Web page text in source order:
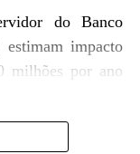
do Banco
impacto
milhões por ano